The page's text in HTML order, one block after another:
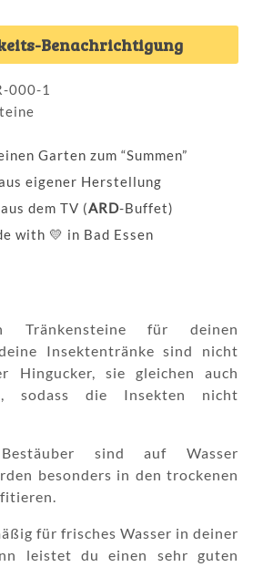
Benachrichtigung
000-1
Garten zum “Summen”
eigener Herstellung
dem TV (ARD-Buffet)
with 💛 in Bad Essen
Tränkensteine für deinen
Insektentränke sind nicht
Hingucker, sie gleichen auch
sodass die Insekten nicht
sind auf Wasser
besonders in den trockenen
für frisches Wasser in deiner
leistet du einen sehr guten